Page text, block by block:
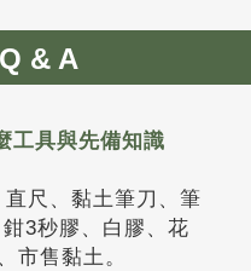
& A
工具與先備知識
尺、黏土筆刀、筆
3秒膠、白膠、花
市售黏土。